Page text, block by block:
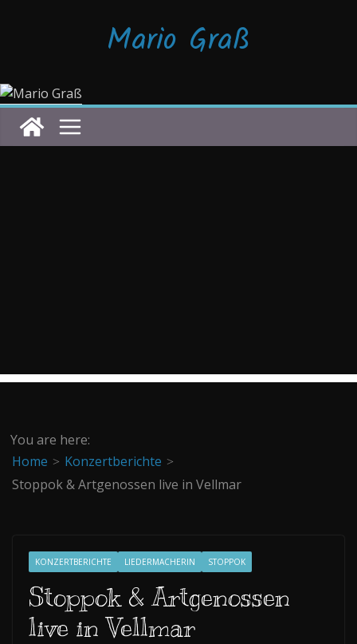
Mario Graß
You are here:
Home
Konzertberichte
Stoppok & Artgenossen live in Vellmar
KONZERTBERICHTE LIEDERMACHERIN STOPPOK
Stoppok & Artgenossen
live in Vellmar